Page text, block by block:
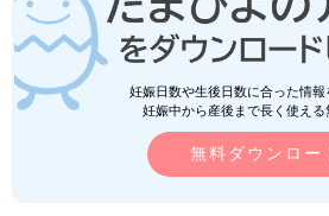
妊娠日数や生後日数に合った情報
妊娠中から産後まで長く使える
無料ダウンロー